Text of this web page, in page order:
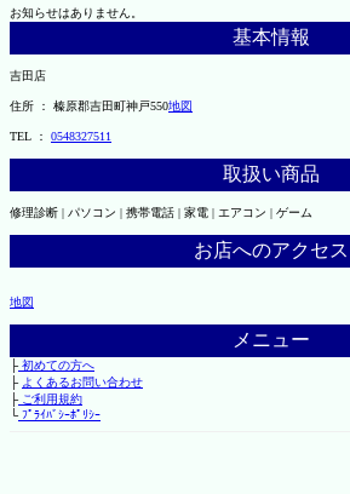
お知らせはありません。
基本情報
吉田店
住所 ： 榛原郡吉田町神戸550地図
TEL ： 0548327511
取扱い商品
修理診断 | パソコン | 携帯電話 | 家電 | エアコン | ゲーム
お店へのアクセス
地図
メニュー
├初めての方へ
├ よくあるお問い合わせ
├ご利用規約
└ﾌﾟﾗｲﾊﾞｼｰﾎﾟﾘｼｰ